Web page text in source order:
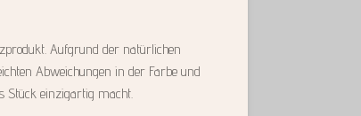
Aufgrund der natürlichen
Abweichungen in der Farbe und
Stück einzigartig macht.